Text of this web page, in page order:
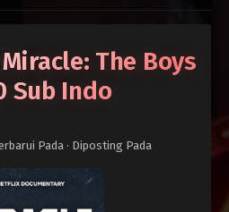
The Boys
Sub Indo
Pada · Diposting Pada